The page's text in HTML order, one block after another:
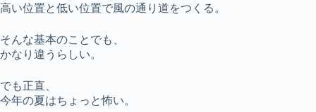
高い位置と低い位置で風の通り道をつくる。
そんな基本のことでも、
かなり違うらしい。
でも正直、
今年の夏はちょっと怖い。